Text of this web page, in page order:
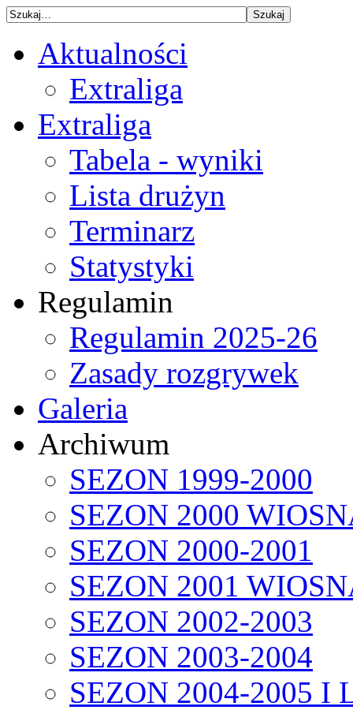
Aktualności
Extraliga
Extraliga
Tabela - wyniki
Lista drużyn
Terminarz
Statystyki
Regulamin
Regulamin 2025-26
Zasady rozgrywek
Galeria
Archiwum
SEZON 1999-2000
SEZON 2000
SEZON 2000-2001
SEZON 2001
SEZON 2002-2003
SEZON 2003-2004
SEZON 2004-2005 I